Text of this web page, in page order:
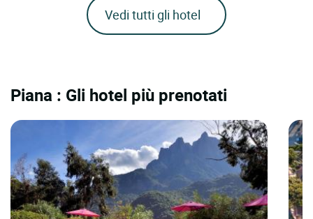
Vedi tutti gli hotel
Piana : Gli hotel più prenotati